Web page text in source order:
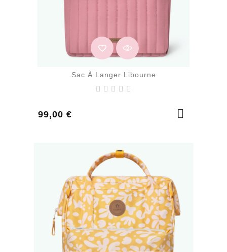
Sac À Langer Libourne
99,00 €
Prix